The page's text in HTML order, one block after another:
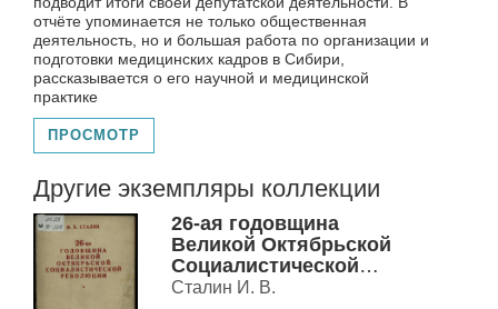
отчёте упоминается не только общественная
деятельность, но и большая работа по организации и
подготовки медицинских кадров в Сибири,
рассказывается о его научной и медицинской
практике
ПРОСМОТР
Другие экземпляры коллекции
26-ая годовщина
Великой Октябрьской
Социалистической
революции
Сталин И. В.